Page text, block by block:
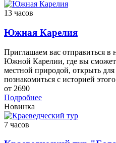
13 часов
Южная Карелия
Приглашаем вас отправиться в
Южной Карелии, где вы
местной природой, открыть
познакомиться с историей
от 2690
Подробнее
Новинка
7 часов